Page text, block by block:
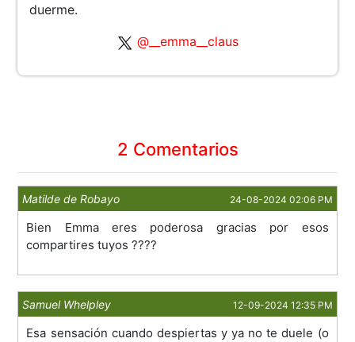
duerme.
@__emma__claus
2 Comentarios
Matilde de Robayo 24-08-2024 02:06 PM
Bien Emma eres poderosa gracias por esos
compartires tuyos ????
Samuel Whelpley 12-09-2024 12:35 PM
Esa sensación cuando despiertas y ya no te duele (o